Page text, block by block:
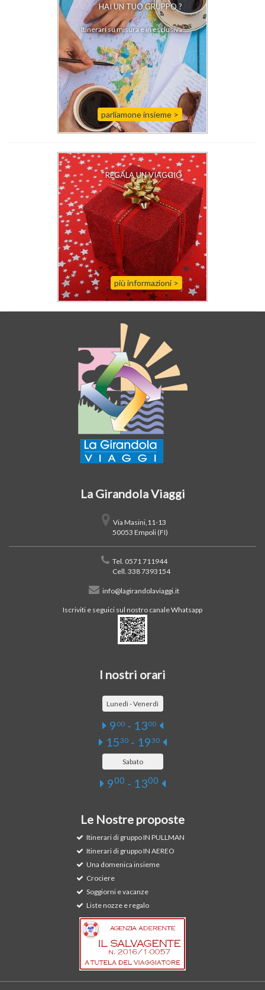
HAI UN TUO GRUPPO ?
Itinerari su misura e in esclusiva
parliamone insieme >
REGALA UN VIAGGIO
più informazioni >
La Girandola Viaggi
Via Masini,11-13
50053 Empoli (FI)
Tel. 0571 711944
Cell. 338 7393154
info@lagirandolaviaggi.it
Iscriviti e seguici sul nostro canale Whatsapp
I nostri orari
Lunedì - Venerdì
9 00- 1300
1530- 1930
Sabato
900 - 1300
Le Nostre proposte
Itinerari di gruppo IN PULLMAN
Itinerari di gruppo IN AEREO
Una domenica insieme
Crociere
Soggiorni e vacanze
Liste nozze e regalo